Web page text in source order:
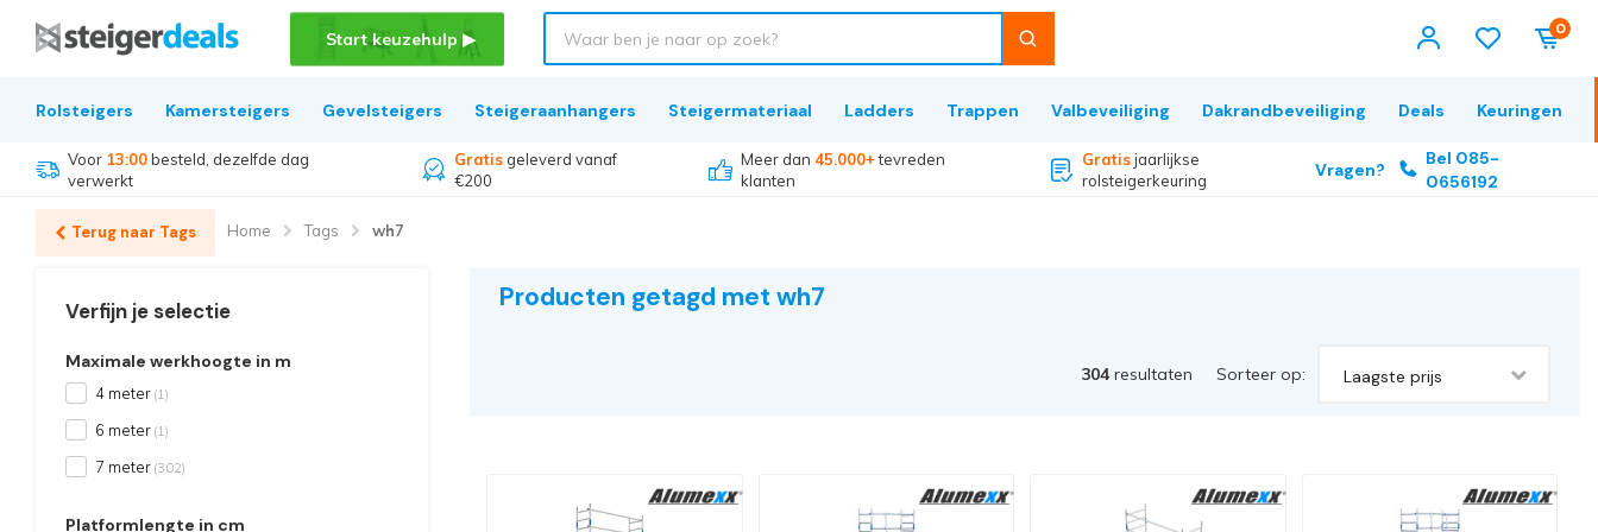
Start keuzehulp ▶ 0
Rolsteigers Kamersteigers Gevelsteigers Steigeraanhangers Steigermateriaal Ladders Trappen Valbeveiliging Dakrandbeveiliging Deals Keuringen
Voor 13:00besteld, dezelfde dag
verwerkt
Gratis geleverd vanaf
€200
Meer dan 45.000+tevreden
klanten
Gratisjaarlijkse
rolsteigerkeuring
Vragen?
Bel 085-
0656192
Terug naar Tags Home Tags wh7
Verfijn je selectie
Maximale werkhoogte in m
4 meter (1)
6 meter (1)
7 meter (302)
Platformlengte in cm
Producten getagd met wh7
304resultaten Sorteer op: Laagste prijs